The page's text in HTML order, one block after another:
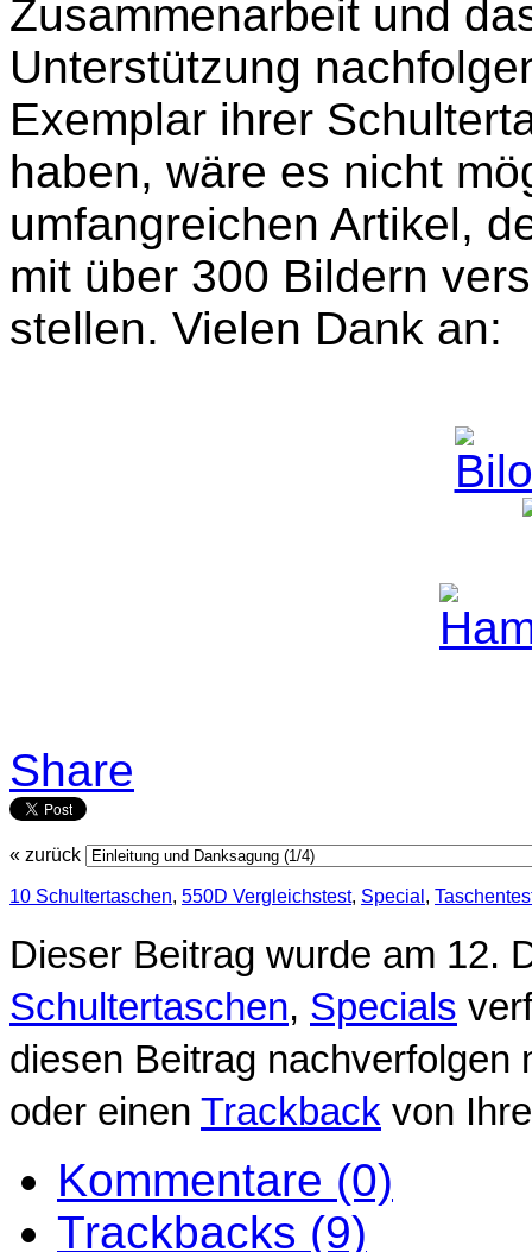
Zusammenarbeit und
Unterstützung
Exemplar ihrer
haben, wäre es nicht
umfangreichen Artikel,
mit über 300 Bildern
stellen. Vielen Dank an:
Share
« zurück
10 Schultertaschen, 550D Vergleichstest, Special ,
Dieser Beitrag wurde am 12.
Schultertaschen, Specials
diesen Beitrag nachverfolgen
oder einen Trackback von
Kommentare (0)
Trackbacks (9)